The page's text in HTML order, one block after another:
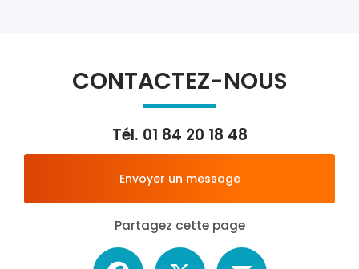
CONTACTEZ-NOUS
Tél. 01 84 20 18 48
Envoyer un message
Partagez cette page
Facebook